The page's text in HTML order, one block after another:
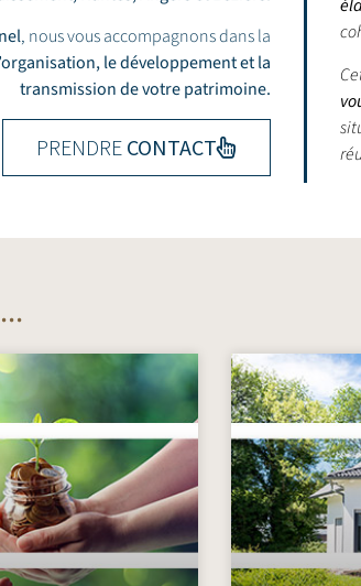
, nous vous accompagnons dans la
le développement et la
transmission de votre patrimoine.
PRENDRE CONTACT